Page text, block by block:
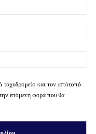
και τον ιστότοπό
επόμενη φορά που θα